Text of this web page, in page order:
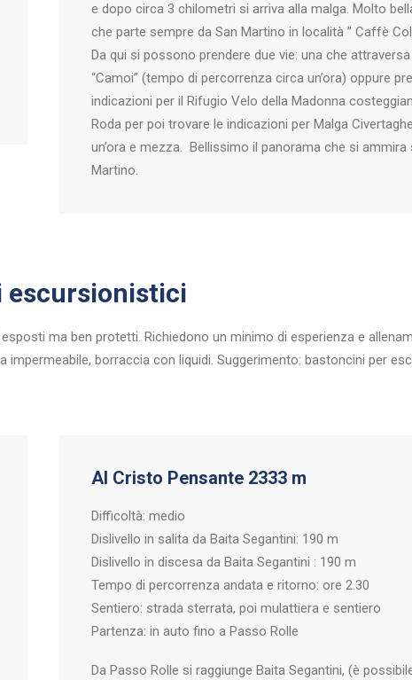
e dopo circa 3 chilometri si arriva alla malga. Molto
che parte sempre da San Martino in località ” Caffè Col
Da qui si possono prendere due vie: una che
“Camoi” (tempo di percorrenza circa un’ora) oppure
indicazioni per il Rifugio Velo della Madonna
Roda per poi trovare le indicazioni per Malga
un’ora e mezza. Bellissimo il panorama che si ammira
Martino.
escursionistici
ma ben protetti. Richiedono un minimo di esperienza e
impermeabile, borraccia con liquidi. Suggerimento: bastoncini per
Al Cristo Pensante 2333 m
Difficoltà: medio
Dislivello in salita da Baita Segantini: 190 m
Dislivello in discesa da Baita Segantini : 190 m
Tempo di percorrenza andata e ritorno: ore 2.30
Sentiero: strada sterrata, poi mulattiera e sentiero
Partenza: in auto fino a Passo Rolle
Da Passo Rolle si raggiunge Baita Segantini, (è